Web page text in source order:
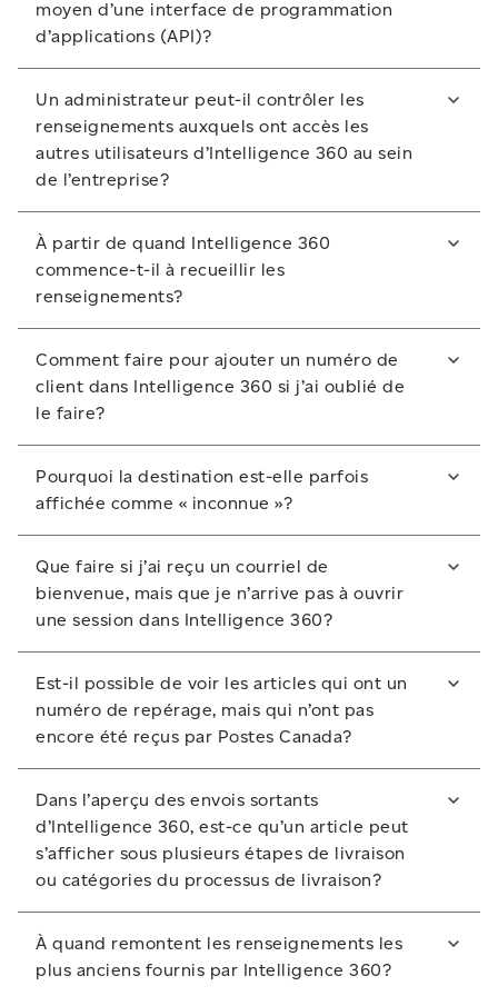
moyen d’une interface de programmation
d’applications (API)?
données contenues dans Intelligence 360 est d’ouvrir
une session. Le format API est envisagé comme une
amélioration potentielle future.
Un administrateur peut-il contrôler les
renseignements auxquels ont accès les
autres utilisateurs d’Intelligence 360 au sein
de l’entreprise?
Accorder l’accès à des personnes au sein de votre
entreprise ou modifier l’accès de ces utilisateurs.
par numéro de client.
À partir de quand Intelligence 360
commence-t-il à recueillir les
renseignements?
renseignements à partir du moment où vous
commencez à utiliser l’outil. Vous pouvez consulter
des renseignements qui remontent jusqu’à deux ans
plus tôt. Par contre, vous ne pouvez pas accéder aux
données qui datent d’avant que vous commenciez à
utiliser Intelligence 360.
Comment faire pour ajouter un numéro de
client dans Intelligence 360 si j’ai oublié de
le faire?
soumettre un formulaire modifié d’établissement du
compte du client comportant les nouveaux numéros
de client à ajouter dans Intelligence 360.
Pourquoi la destination est-elle parfois
affichée comme « inconnue »?
protection des renseignements personnels exigent
que l’adresse de destination soit effacée. Par
conséquent, l’outil Intelligence 360 l’affiche comme «
inconnue ».
Que faire si j’ai reçu un courriel de
bienvenue, mais que je n’arrive pas à ouvrir
une session dans Intelligence 360?
votre représentant des ventes de Postes Canada.
Si vous n’êtes pas un administrateur, communiquez
avec l’administrateur d’Intelligence 360 au sein de
votre entreprise.
Est-il possible de voir les articles qui ont un
numéro de repérage, mais qui n’ont pas
encore été reçus par Postes Canada?
articles dans Intelligence 360, il faut qu’il y ait eu
balayage du manifeste électronique ou de
l’étiquette.
La catégorie Prêt pour l’expédition de l’onglet Envois
sortants indique les articles pour lesquels on a
effectué seulement un balayage du manifeste
Dans l’aperçu des envois sortants
d’Intelligence 360, est-ce qu’un article peut
s’afficher sous plusieurs étapes de livraison
ou catégories du processus de livraison?
catégorie ou une étape de livraison.
À quand remontent les renseignements les
plus anciens fournis par Intelligence 360?